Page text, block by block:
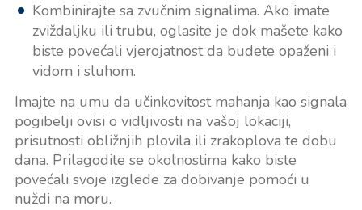
Kombinirajte sa zvučnim signalima. Ako imate
zviždaljku ili trubu, oglasite je dok mašete kako
biste povećali vjerojatnost da budete opaženi i
vidom i sluhom.
Imajte na umu da učinkovitost mahanja kao signala
pogibelji ovisi o vidljivosti na vašoj lokaciji,
prisutnosti obližnjih plovila ili zrakoplova te dobu
dana. Prilagodite se okolnostima kako biste
povećali svoje izglede za dobivanje pomoći u
nuždi na moru.